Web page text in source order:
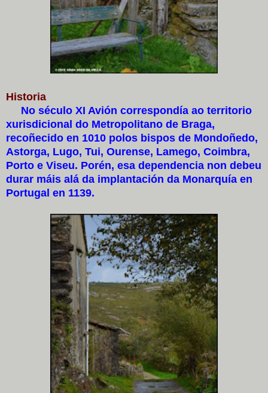
Historia
No século XI Avión correspondía ao territorio
xurisdicional do Metropolitano de Braga,
recoñecido en 1010 polos bispos de Mondoñedo,
Astorga, Lugo, Tui, Ourense, Lamego, Coimbra,
Porto e Viseu. Porén, esa dependencia non debeu
durar máis alá da implantación da Monarquía en
Portugal en 1139.